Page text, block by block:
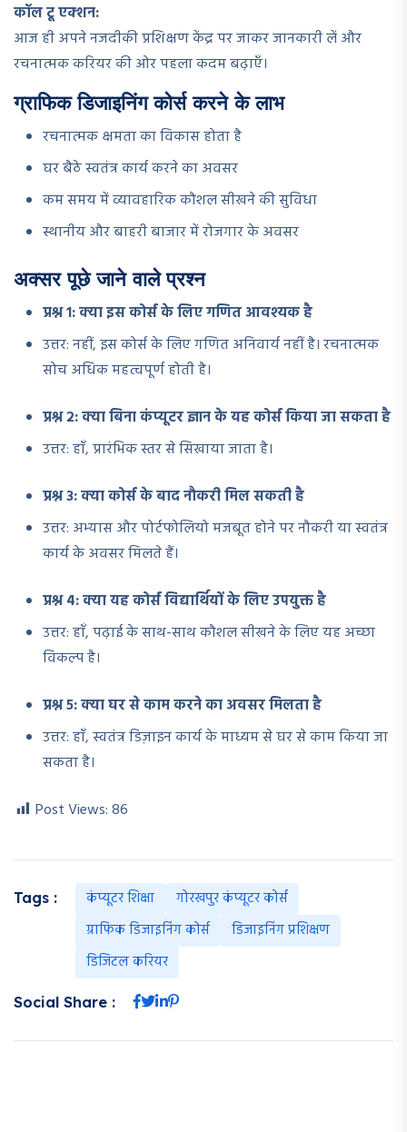
कॉल टू एक्शन:
आज ही अपने नजदीकी प्रशिक्षण केंद्र पर जाकर जानकारी लें और
रचनात्मक करियर की ओर पहला कदम बढ़ाएँ।
ग्राफिक डिजाइनिंग कोर्स करने के लाभ
रचनात्मक क्षमता का विकास होता है
घर बैठे स्वतंत्र कार्य करने का अवसर
कम समय में व्यावहारिक कौशल सीखने की सुविधा
स्थानीय और बाहरी बाजार में रोजगार के अवसर
अक्सर पूछे जाने वाले प्रश्न
प्रश्न १: क्या इस कोर्स के लिए गणित आवश्यक है
उत्तर: नहीं, इस कोर्स के लिए गणित अनिवार्य नहीं है। रचनात्मक
सोच अधिक महत्वपूर्ण होती है।
प्रश्न २: क्या बिना कंप्यूटर ज्ञान के यह कोर्स किया जा सकता है
उत्तर: हाँ, प्रारंभिक स्तर से सिखाया जाता है।
प्रश्न ३: क्या कोर्स के बाद नौकरी मिल सकती है
उत्तर: अभ्यास और पोर्टफोलियो मजबूत होने पर नौकरी या स्वतंत्र
कार्य के अवसर मिलते हैं।
प्रश्न ४: क्या यह कोर्स विद्यार्थियों के लिए उपयुक्त है
उत्तर: हाँ, पढ़ाई के साथ-साथ कौशल सीखने के लिए यह अच्छा
विकल्प है।
प्रश्न ५: क्या घर से काम करने का अवसर मिलता है
उत्तर: हाँ, स्वतंत्र डिज़ाइन कार्य के माध्यम से घर से काम किया जा
सकता है।
Post Views:86
Tags : कंप्यूटर शिक्षा
गोरखपुर कंप्यूटर कोर्स
ग्राफिक डिजाइनिंग कोर्स
डिजाइनिंग प्रशिक्षण
डिजिटल करियर
Social Share :